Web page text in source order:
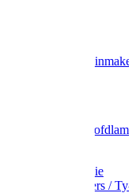
Wecken &
Zak- &
Tape en folie
Kabelbinders /